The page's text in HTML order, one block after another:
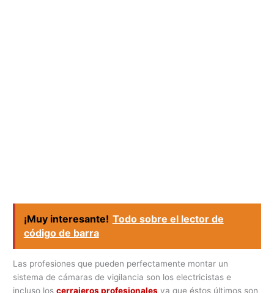
¡Muy interesante! Todo sobre el lector de
código de barra
Las profesiones que pueden perfectamente montar un
sistema de cámaras de vigilancia son los electricistas e
incluso loscerrajeros profesionales ya que éstos últimos son